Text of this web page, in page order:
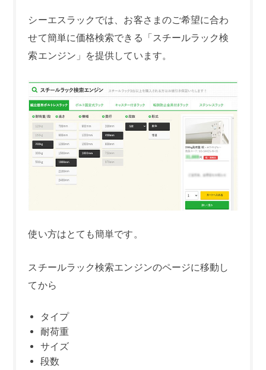
シーエスラックでは、お客さまのご希望に合わ
せて簡単に価格検索できる「スチールラック検
索エンジン」を提供しています。
使い方はとても簡単です。
スチールラック検索エンジンのページに移動し
てから
タイプ
耐荷重
サイズ
段数